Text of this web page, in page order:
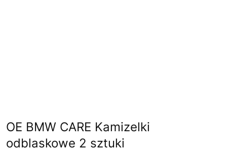
OE BMW CARE Kamizelki
odblaskowe 2 sztuki